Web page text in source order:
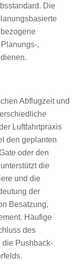
Die
,
Abflugzeit und
Luftfahrtpraxis
den geplanten
oder den
die
und die
der
Besatzung,
Häufige
des
die Pushback-